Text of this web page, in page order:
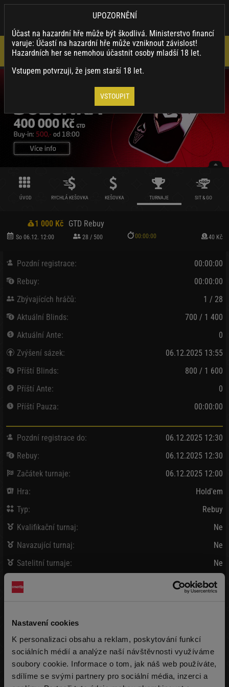
Nastavení cookies
K personalizaci obsahu a reklam, poskytování funkcí
sociálních médií a analýze naší návštěvnosti využíváme
soubory cookie. Informace o tom, jak náš web používáte,
sdílíme se svými partnery pro sociální média, inzerci a
UPOZORNĚNÍ
Účast na hazardní hře může být škodlivá. Ministerstvo financí
varuje: Účastí na hazardní hře může vzniknout závislost!
Hazardních her se nemohou účastnit osoby mladší 18 let.
Vstupem potvrzuji, že jsem starší 18 let.
VSTOUPIT
ÚVOD RYCHLÁ KEŠOVKA KEŠOVKA TURNAJE SIT & GO
1 000 Kč GTD Rebuy
So 06.12. 12:00 28 / 500 00:00:00 40 Kč
Pozdní registrace:
00:00:00
Rebuy:
00:00:00
Zbývajících hráčů:
1 / 28
Aktuální Blinds:
700 / 1 400
Aktuální Ante:
0
Zvýšení sázek:
06.12.2025 13:55
Příští Blinds:
800 / 1 600
Příští Ante:
0
Příští Pauza:
00:00:00
Pozdní registrace do:
06.12.2025 12:30
Rebuy:
06.12.2025 12:30
Začátek turnaje:
06.12.2025 12:00
Hra:
Hold'em
Typ:
Rebuy
Kvalifikační turnaj:
Ne
Navazující turnaj:
Ne
Satelitní turnaje:
Ne
Bank / Vybráno: 1 000 Kč/1 225 Kč
Pozdní registrace: 35 Kč + 5 Kč
(3 000 žetonů) max 999x
Rebuy: 35 Kč + 5 Kč
(3 000 žetonů)max 999x